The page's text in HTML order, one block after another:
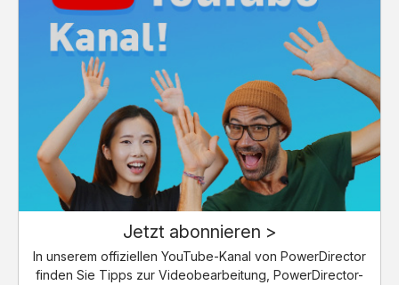
Jetzt abonnieren >
In unserem offiziellen YouTube-Kanal von PowerDirector
finden Sie Tipps zur Videobearbeitung, PowerDirector-